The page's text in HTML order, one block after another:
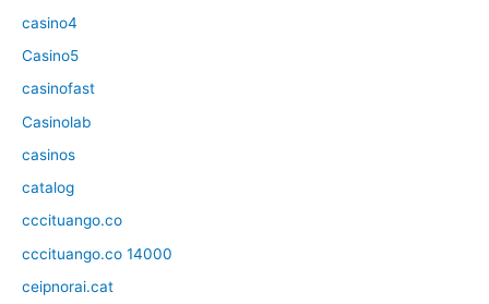
casino4
Casino5
casinofast
Casinolab
casinos
catalog
cccituango.co
cccituango.co 14000
ceipnorai.cat